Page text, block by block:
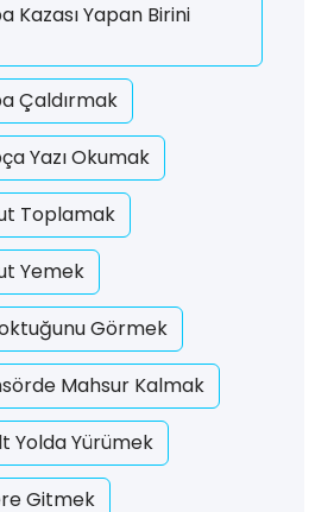
Kazası Yapan Birini
Çaldırmak
Yazı Okumak
Toplamak
Yemek
Görmek
Mahsur Kalmak
Yolda Yürümek
Gitmek